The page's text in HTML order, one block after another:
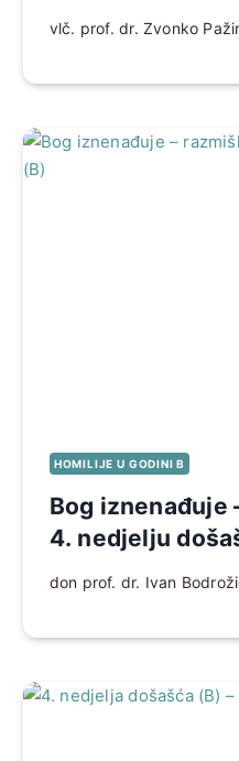
vlč. prof. dr. Zvonko
HOMILIJE U GODINI B
Bog iznenađuje
4. nedjelju
don prof. dr. Ivan